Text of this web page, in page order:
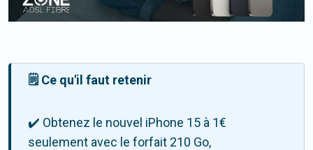
🗒️ Ce qu'il faut retenir
✔️ Obtenez le nouvel iPhone 15 à 1€
seulement avec le forfait 210 Go,